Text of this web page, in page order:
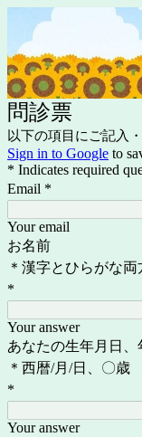
問診票
以下の項目にご記入
Sign in to Google to
* Indicates required
Email *
Your email
お名前
＊漢字とひらがな両
*
Your answer
あなたの生年月日、
＊西暦/月/日、〇歳
*
Your answer